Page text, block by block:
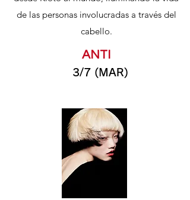
de las personas involucradas a través del
cabello.
ANTI
3/7 (MAR)